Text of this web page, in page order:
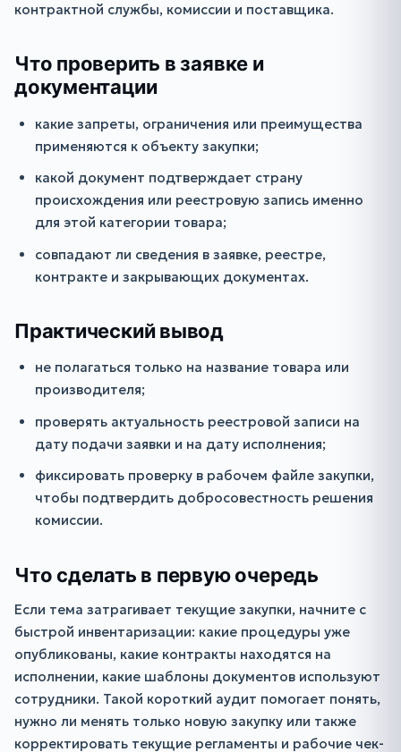
контрактной службы, комиссии и поставщика.
Что проверить в заявке и
документации
какие запреты, ограничения или преимущества
применяются к объекту закупки;
какой документ подтверждает страну
происхождения или реестровую запись именно
для этой категории товара;
совпадают ли сведения в заявке, реестре,
контракте и закрывающих документах.
Практический вывод
не полагаться только на название товара или
производителя;
проверять актуальность реестровой записи на
дату подачи заявки и на дату исполнения;
фиксировать проверку в рабочем файле закупки,
чтобы подтвердить добросовестность решения
комиссии.
Что сделать в первую очередь
Если тема затрагивает текущие закупки, начните с
быстрой инвентаризации: какие процедуры уже
опубликованы, какие контракты находятся на
исполнении, какие шаблоны документов используют
сотрудники. Такой короткий аудит помогает понять,
нужно ли менять только новую закупку или также
корректировать текущие регламенты и рабочие чек-